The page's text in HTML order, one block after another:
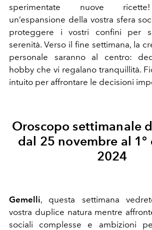
sperimentate nuove
un’espansione della vostra sfera
proteggere i vostri confini per
serenità. Verso il fine settimana, la
personale saranno al centro:
hobby che vi regalano tranquillità.
intuito per affrontare le decisioni
Oroscopo settimanale
dal 25 novembre al
2024
Gemelli, questa settimana
vostra duplice natura mentre
sociali complesse e ambizioni